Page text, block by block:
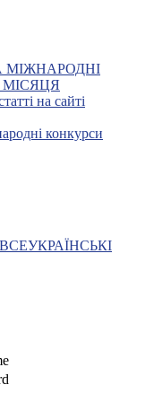
МІЖНАРОДНІ
на сайті
конкурси